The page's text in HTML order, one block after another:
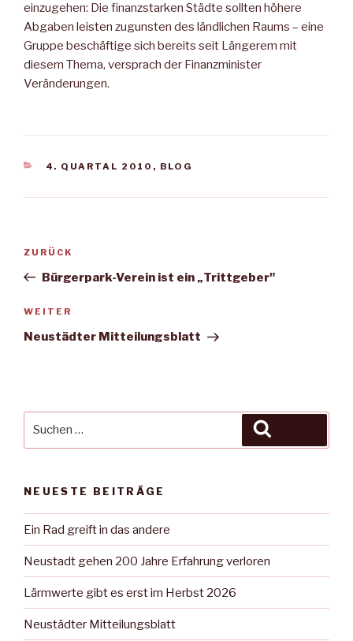
einzugehen: Die finanzstarken Städte sollten höhere
Abgaben leisten zugunsten des ländlichen Raums – eine
Gruppe beschäftige sich bereits seit Längerem mit
diesem Thema, versprach der Finanzminister
Veränderungen.
KATEGORIEN
4. QUARTAL 2010 , BLOG
Beitragsnavigation
Vorheriger
Beitrag
ZURÜCK
Bürgerpark-Verein ist ein „Trittgeber"
Nächster
Beitrag
WEITER
Neustädter Mitteilungsblatt
NEUESTE BEITRÄGE
Ein Rad greift in das andere
Neustadt gehen 200 Jahre Erfahrung verloren
Lärmwerte gibt es erst im Herbst 2026
Neustädter Mitteilungsblatt